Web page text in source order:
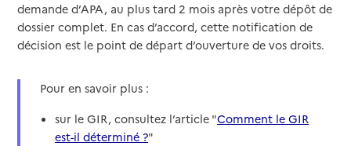
demande d’APA, au plus tard 2 mois après votre dépôt de
dossier complet. En cas d’accord, cette notification de
décision est le point de départ d’ouverture de vos droits.
Pour en savoir plus :
sur le GIR, consultez l’article "Comment le GIR
est-il déterminé ?"